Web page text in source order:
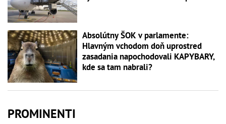
Absolútny ŠOK v parlamente:
Hlavným vchodom doň uprostred
zasadania napochodovali KAPYBARY,
kde sa tam nabrali?
PROMINENTI